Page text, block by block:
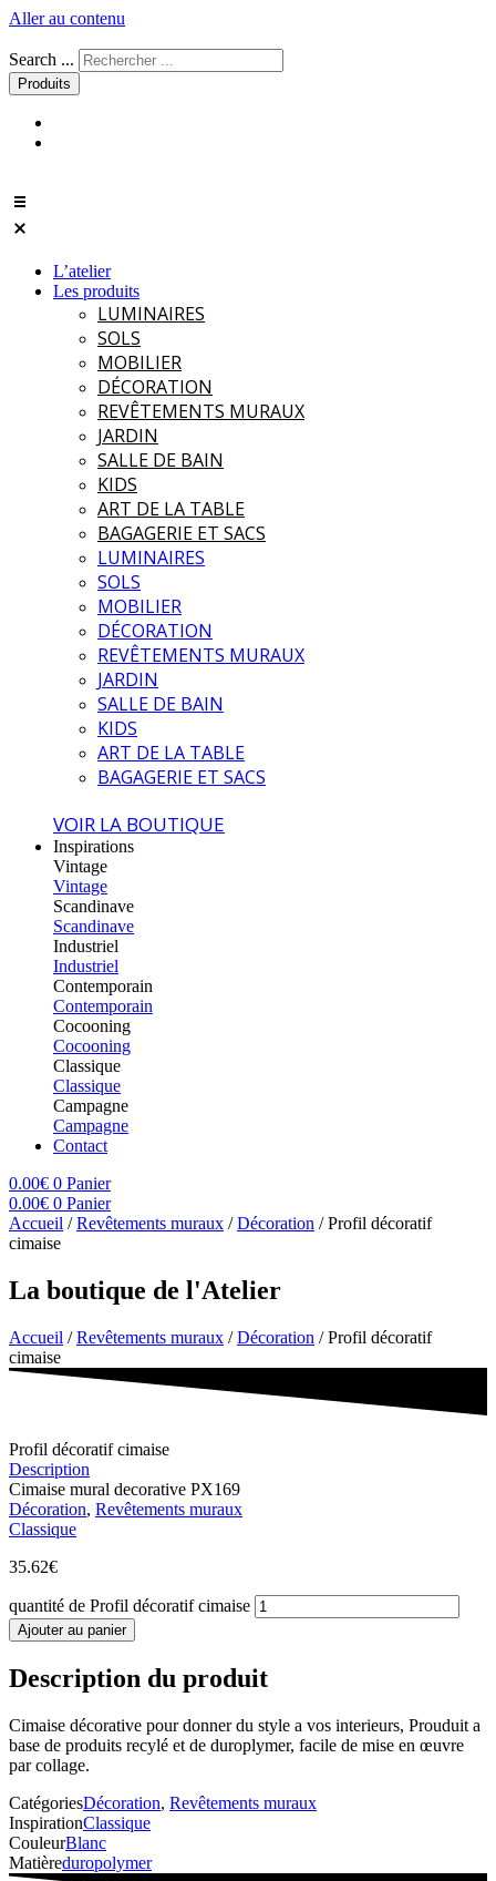
Aller au contenu
Search ...
Produits
L’atelier
Les produits
LUMINAIRES
SOLS
MOBILIER
DÉCORATION
REVÊTEMENTS MURAUX
JARDIN
SALLE DE BAIN
KIDS
ART DE LA TABLE
BAGAGERIE ET SACS
LUMINAIRES
SOLS
MOBILIER
DÉCORATION
REVÊTEMENTS MURAUX
JARDIN
SALLE DE BAIN
KIDS
ART DE LA TABLE
BAGAGERIE ET SACS
VOIR LA BOUTIQUE
Inspirations
Vintage
Vintage
Scandinave
Scandinave
Industriel
Industriel
Contemporain
Contemporain
Cocooning
Cocooning
Classique
Classique
Campagne
Campagne
Contact
0.00€ 0 Panier
0.00€ 0 Panier
Accueil /Revêtements muraux /Décoration / Profil décoratif
cimaise
La boutique de l'Atelier
Accueil /Revêtements muraux /Décoration / Profil décoratif
cimaise
Profil décoratif cimaise
Description
Cimaise mural decorative PX169
Décoration, Revêtements muraux
Classique
35.62€
quantité de Profil décoratif cimaise
Ajouter au panier
Description du produit
Cimaise décorative pour donner du style a vos interieurs, Prouduit a
base de produits recylé et de duroplymer, facile de mise en œuvre
par collage.
CatégoriesDécoration, Revêtements muraux
InspirationClassique
CouleurBlanc
Matièreduropolymer